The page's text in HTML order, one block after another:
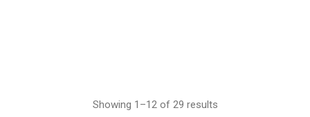
Showing 1–12 of 29 results